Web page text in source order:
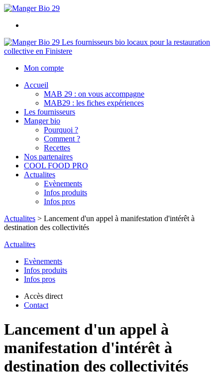
Les fournisseurs bio locaux pour la restauration
collective en Finistere
Mon compte
Accueil
MAB 29 : on vous accompagne
MAB29 : les fiches expériences
Les fournisseurs
Manger bio
Pourquoi ?
Comment ?
Recettes
Nos partenaires
COOL FOOD PRO
Actualites
Evènements
Infos produits
Infos pros
Actualites > Lancement d'un appel à manifestation d'intérêt à
destination des collectivités
Actualites
Evènements
Infos produits
Infos pros
Accès direct
Contact
Lancement d'un appel à
manifestation d'intérêt à
destination des collectivités